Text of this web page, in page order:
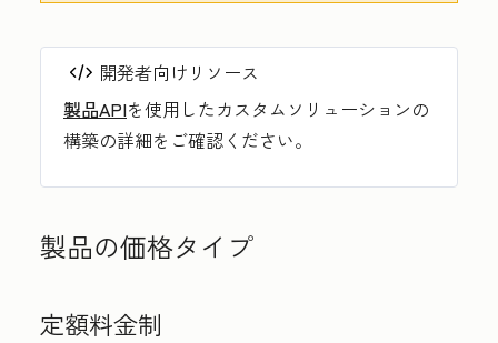
開発者向けリソース
製品APIを使用したカスタムソリューションの
構築の詳細をご確認ください。
製品の価格タイプ
定額料金制